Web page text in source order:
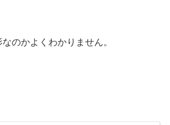
のかよくわかりません。